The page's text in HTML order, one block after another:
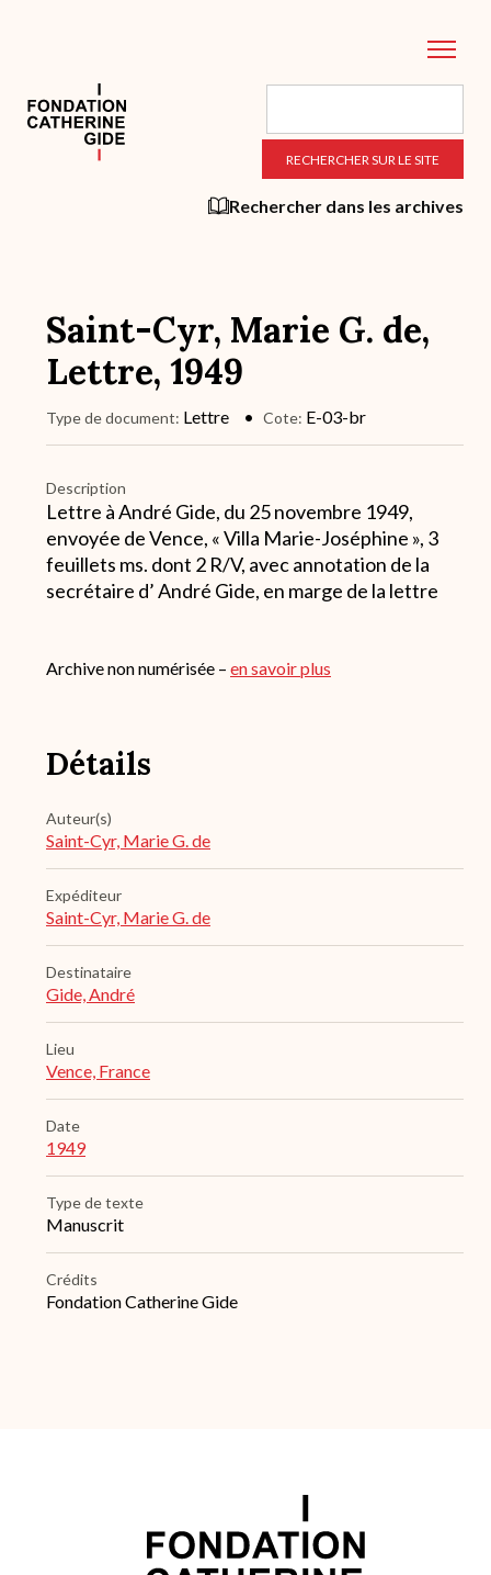
principal
Rechercher dans les archives
Saint-Cyr, Marie G. de,
Lettre, 1949
Type de document Lettre Cote E-03-br
Description
Lettre à André Gide, du 25 novembre 1949,
envoyée de Vence, « Villa Marie-Joséphine », 3
feuillets ms. dont 2 R/V, avec annotation de la
secrétaire d’ André Gide, en marge de la lettre
Archive non numérisée – en savoir plus
Détails
Auteur(s)
Saint-Cyr, Marie G. de
Expéditeur
Saint-Cyr, Marie G. de
Destinataire
Gide, André
Lieu
Vence, France
Date
1949
Type de texte
Manuscrit
Crédits
Fondation Catherine Gide